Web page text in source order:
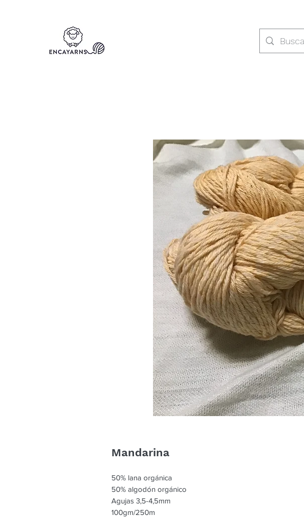
Mandarina
50% lana orgánica
50% algodón orgánico
Agujas 3,5-4,5mm
100gm/250m